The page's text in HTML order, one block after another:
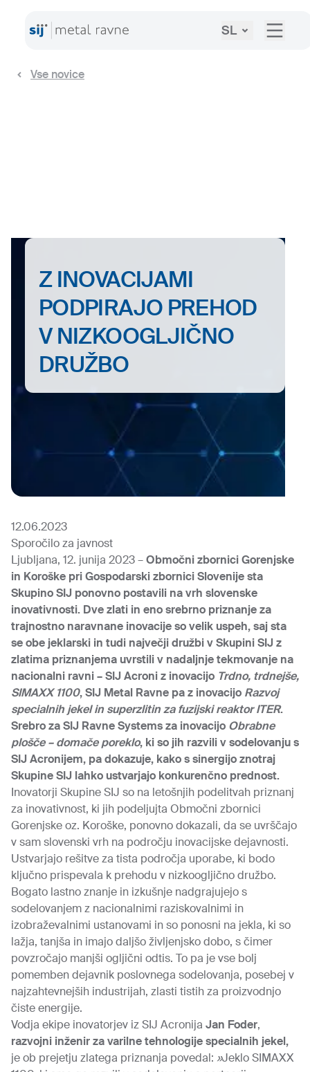
SL
Vse novice
Z INOVACIJAMI
PODPIRAJO PREHOD
V NIZKOOGLJIČNO
DRUŽBO
12.06.2023
Sporočilo za javnost
Ljubljana, 12. junija 2023 –Območni zbornici Gorenjske
in Koroške pri Gospodarski zbornici Slovenije sta
Skupino SIJ ponovno postavili na vrh slovenske
inovativnosti. Dve zlati in eno srebrno priznanje za
trajnostno naravnane inovacije so velik uspeh, saj sta
se obe jeklarski in tudi največji družbi v Skupini SIJ z
zlatima priznanjema uvrstili v nadaljnje tekmovanje na
nacionalni ravni – SIJ Acroni z inovacijo Trdno, trdnejše,
SIMAXX 1100, SIJ Metal Ravne paz inovacijo Razvoj
specialnih jekel in superzlitin za fuzijski reaktor ITER.
Srebro za SIJ Ravne Systems za inovacijo Obrabne
plošče – domače poreklo, ki so jih razvili v sodelovanju s
SIJ Acronijem, pa dokazuje, kako s sinergijo znotraj
Skupine SIJ lahko ustvarjajo konkurenčno prednost.
Inovatorji Skupine SIJ so na letošnjih podelitvah priznanj
za inovativnost, ki jih podeljujta Območni zbornici
Gorenjske oz. Koroške, ponovno dokazali, da se uvrščajo
v sam slovenski vrh na področju inovacijske dejavnosti.
Ustvarjajo rešitve za tista področja uporabe, ki bodo
ključno prispevala k prehodu v nizkoogljično družbo.
Bogato lastno znanje in izkušnje nadgrajujejo s
sodelovanjem z nacionalnimi raziskovalnimi in
izobraževalnimi ustanovami in so ponosni na jekla, ki so
lažja, tanjša in imajo daljšo življenjsko dobo, s čimer
povzročajo manjši ogljični odtis. To pa je vse bolj
pomemben dejavnik poslovnega sodelovanja, posebej v
najzahtevnejših industrijah, zlasti tistih za proizvodnjo
čiste energije.
Vodja ekipe inovatorjev iz SIJ Acronija Jan Foder,
razvojni inženir za varilne tehnologije specialnih jekel,
je ob prejetju zlatega priznanja povedal: »Jeklo SIMAXX